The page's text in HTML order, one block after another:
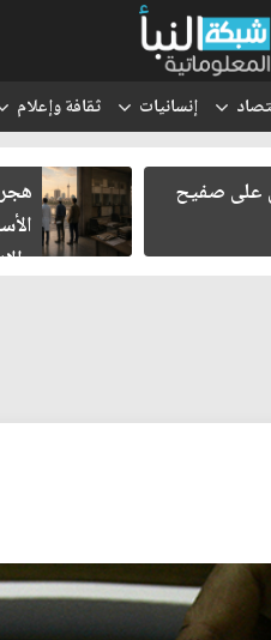
إنسانيات ثقافة وإعلام
صفيح
هجرة